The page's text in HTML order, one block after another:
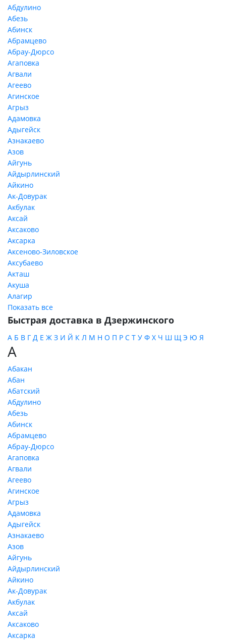
Абдулино
Абезь
Абинск
Абрамцево
Абрау-Дюрсо
Агаповка
Агвали
Агеево
Агинское
Агрыз
Адамовка
Адыгейск
Азнакаево
Азов
Айгунь
Айдырлинский
Айкино
Ак-Довурак
Акбулак
Аксай
Аксаково
Аксарка
Аксеново-Зиловское
Аксубаево
Акташ
Акуша
Алагир
Показать все
Быстрая доставка в Дзержинского
А Б В Г Д Е Ж З И Й К Л М Н О П Р С Т У Ф Х Ч Ш Щ Э Ю Я
А
Абакан
Абан
Абатский
Абдулино
Абезь
Абинск
Абрамцево
Абрау-Дюрсо
Агаповка
Агвали
Агеево
Агинское
Агрыз
Адамовка
Адыгейск
Азнакаево
Азов
Айгунь
Айдырлинский
Айкино
Ак-Довурак
Акбулак
Аксай
Аксаково
Аксарка